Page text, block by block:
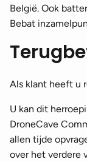
België. Ook
Bebat
Als klant heeft u
U kan dit
DroneCave
allen tijde
over het verdere